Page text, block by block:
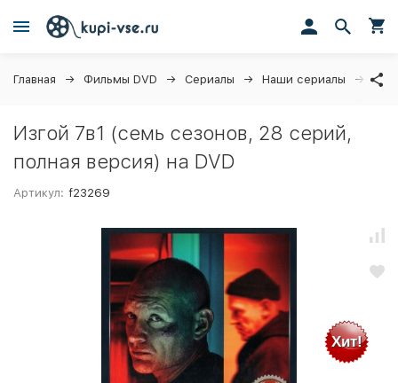
Главная Фильмы DVD Сериалы Наши сериалы
Изгой 7в1 (семь сезонов, 28 серий,
полная версия) на DVD
Артикул: f23269
Хит!